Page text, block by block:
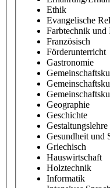
Ethik
Evangelische
Farbtechnik und
Französisch
Förderunterricht
Gastronomie
Geographie
Geschichte
Gestaltungslehre
Gesundheit und
Griechisch
Hauswirtschaft
Holztechnik
Informatik